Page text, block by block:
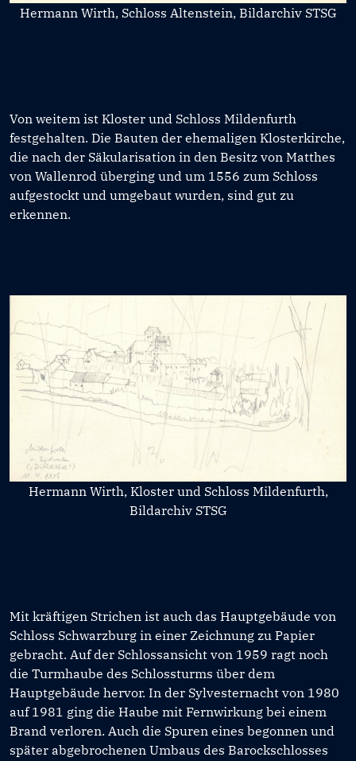
Hermann Wirth, Schloss Altenstein, Bildarchiv STSG
Von weitem ist Kloster und Schloss Mildenfurth
festgehalten. Die Bauten der ehemaligen Klosterkirche,
die nach der Säkularisation in den Besitz von Matthes
von Wallenrod überging und um 1556 zum Schloss
aufgestockt und umgebaut wurden, sind gut zu
erkennen.
Hermann Wirth, Kloster und Schloss Mildenfurth,
Bildarchiv STSG
Mit kräftigen Strichen ist auch das Hauptgebäude von
Schloss Schwarzburg in einer Zeichnung zu Papier
gebracht. Auf der Schlossansicht von 1959 ragt noch
die Turmhaube des Schlossturms über dem
Hauptgebäude hervor. In der Sylvesternacht von 1980
auf 1981 ging die Haube mit Fernwirkung bei einem
Brand verloren. Auch die Spuren eines begonnen und
später abgebrochenen Umbaus des Barockschlosses